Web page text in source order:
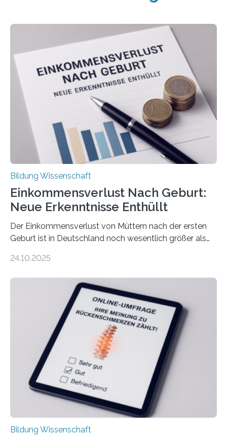
Bildung Wissenschaft
Einkommensverlust Nach Geburt:
Neue Erkenntnisse Enthüllt
Der Einkommensverlust von Müttern nach der ersten
Geburt ist in Deutschland noch wesentlich größer als
nach der Geburt durchschnittlich fast 30.000 Euro
langfristigen Auswirkungen auf Karriere und die spätere
Rente. Bisherige Schätzungen lagen bei rund 20.000
Euro und damit etwa 30 Prozent zu niedrig. Zu diesem
Ergebnis kommt eine neue Studie des ZEW Mannheim
mit der Universität Tilburg. „Werden Frauen unter 30
Jahren erstmals…
24.10.2025
Bildung Wissenschaft